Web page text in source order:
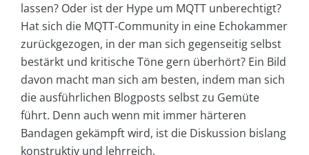
lassen? Oder ist der Hype um MQTT unberechtigt?
Hat sich die MQTT-Community in eine Echokammer
zurückgezogen, in der man sich gegenseitig selbst
bestärkt und kritische Töne gern überhört? Ein Bild
davon macht man sich am besten, indem man sich
die ausführlichen Blogposts selbst zu Gemüte
führt. Denn auch wenn mit immer härteren
Bandagen gekämpft wird, ist die Diskussion bislang
konstruktiv und lehrreich.